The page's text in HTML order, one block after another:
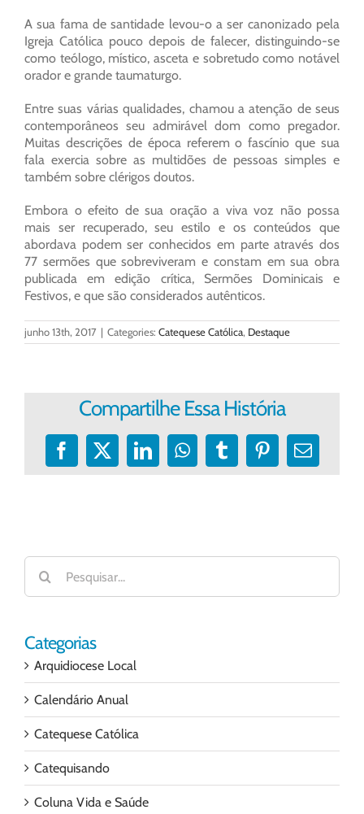
A sua fama de santidade levou-o a ser canonizado pela
Igreja Católica pouco depois de falecer, distinguindo-se
como teólogo, místico, asceta e sobretudo como notável
orador e grande taumaturgo.
Entre suas várias qualidades, chamou a atenção de seus
contemporâneos seu admirável dom como pregador.
Muitas descrições de época referem o fascínio que sua
fala exercia sobre as multidões de pessoas simples e
também sobre clérigos doutos.
Embora o efeito de sua oração a viva voz não possa
mais ser recuperado, seu estilo e os conteúdos que
abordava podem ser conhecidos em parte através dos
77 sermões que sobreviveram e constam em sua obra
publicada em edição crítica, Sermões Dominicais e
Festivos, e que são considerados autênticos.
junho 13th, 2017 | Categories: Catequese Católica, Destaque
Compartilhe Essa História
Facebook
X LinkedInWhatsApp
TumblrPinterest
E-
Buscar
resultados
para:
Categorias
Arquidiocese Local
Calendário Anual
Catequese Católica
Catequisando
Coluna Vida e Saúde